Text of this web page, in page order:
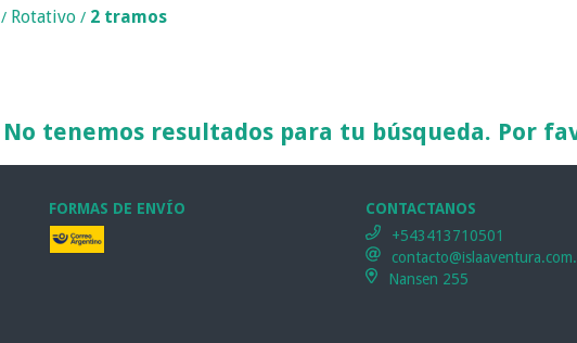
/ Rotativo / 2 tramos
No tenemos resultados para tu búsqueda. Por
FORMAS DE ENVÍO
CONTACTANOS
+543413710501
Nansen 255